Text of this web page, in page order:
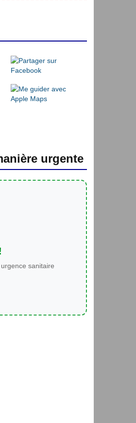
urgente
sanitaire